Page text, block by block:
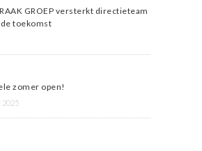
GROEP versterkt directieteam
toekomst
zomer open!
2025